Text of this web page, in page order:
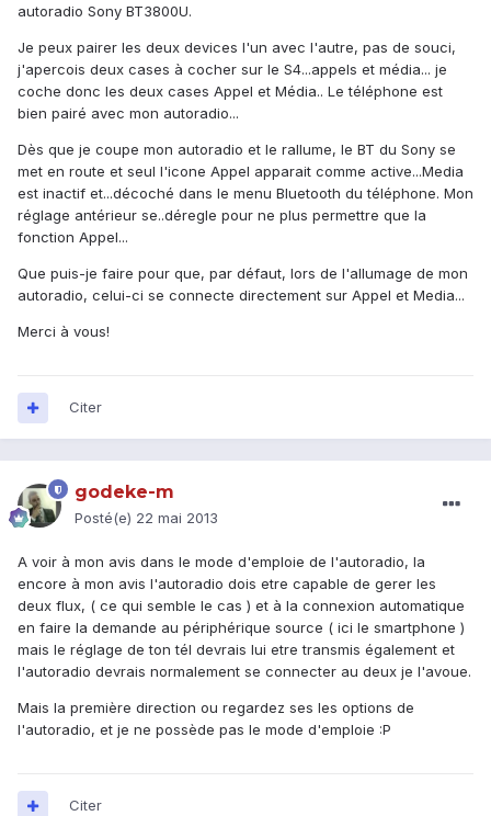
autoradio Sony BT3800U.
Je peux pairer les deux devices l'un avec l'autre, pas de souci,
j'apercois deux cases à cocher sur le S4...appels et média... je
coche donc les deux cases Appel et Média.. Le téléphone est
bien pairé avec mon autoradio...
Dès que je coupe mon autoradio et le rallume, le BT du Sony se
met en route et seul l'icone Appel apparait comme active...Media
est inactif et...décoché dans le menu Bluetooth du téléphone. Mon
réglage antérieur se..déregle pour ne plus permettre que la
fonction Appel...
Que puis-je faire pour que, par défaut, lors de l'allumage de mon
autoradio, celui-ci se connecte directement sur Appel et Media...
Merci à vous!
Citer
godeke-m
Posté(e) 22 mai 2013
A voir à mon avis dans le mode d'emploie de l'autoradio, la
encore à mon avis l'autoradio dois etre capable de gerer les
deux flux, ( ce qui semble le cas ) et à la connexion automatique
en faire la demande au périphérique source ( ici le smartphone )
mais le réglage de ton tél devrais lui etre transmis également et
l'autoradio devrais normalement se connecter au deux je l'avoue.
Mais la première direction ou regardez ses les options de
l'autoradio, et je ne possède pas le mode d'emploie :P
Citer